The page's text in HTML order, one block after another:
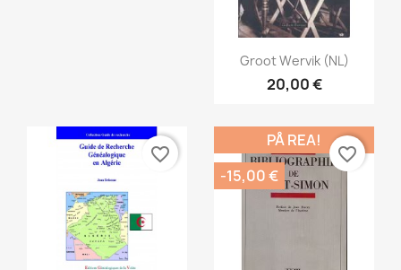
Snabbvy
Groot Wervik (NL)
20,00 €
favorite_border
PÅ REA!
-15,00 €
favorite_border